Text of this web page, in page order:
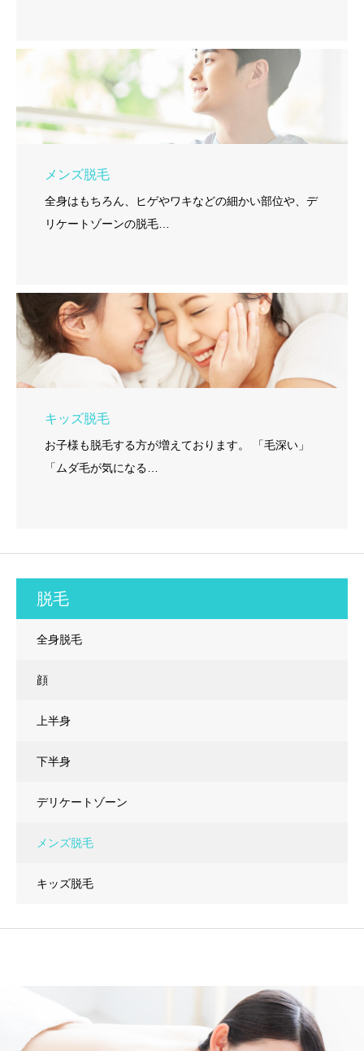
メンズ脱毛
全身はもちろん、ヒゲやワキなどの細かい部位や、デ
リケートゾーンの脱毛…
キッズ脱毛
お子様も脱毛する方が増えております。 「毛深い」
「ムダ毛が気になる…
脱毛
全身脱毛
顔
上半身
下半身
デリケートゾーン
メンズ脱毛
キッズ脱毛